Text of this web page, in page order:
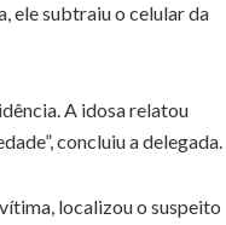
ele subtraiu o celular da
A idosa relatou
concluiu a delegada.
localizou o suspeito